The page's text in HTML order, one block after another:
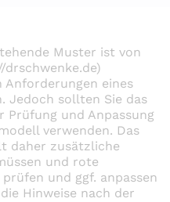
Muster ist von
drschwenke.de)
eines
Jedoch sollten Sie das
und Anpassung
verwenden. Das
daher zusätzliche
und rote
prüfen und ggf. anpassen
Hinweise nach der